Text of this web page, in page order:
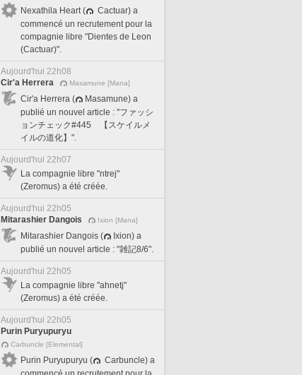
Nexathila Heart (
Cactuar) a
commencé un recrutement pour la
compagnie libre "Dientes de Leon
(Cactuar)".
Aujourd'hui 22h08
Cir'a Herrera
Masamune [Mana]
Cir'a Herrera (
Masamune) a
publié un nouvel article : "ファッシ
ョンチェック#445 【スケイルメ
イルの道化】".
Aujourd'hui 22h07
La compagnie libre "ntrej"
(Zeromus) a été créée.
Aujourd'hui 22h05
Mitarashier Dangois
Ixion [Mana]
Mitarashier Dangois (
Ixion) a
publié un nouvel article : "雑記8/6".
Aujourd'hui 22h05
La compagnie libre "ahnetj"
(Zeromus) a été créée.
Aujourd'hui 22h05
Purin Puryupuryu
Carbuncle [Elemental]
Purin Puryupuryu (
Carbuncle) a